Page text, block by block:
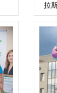
拉